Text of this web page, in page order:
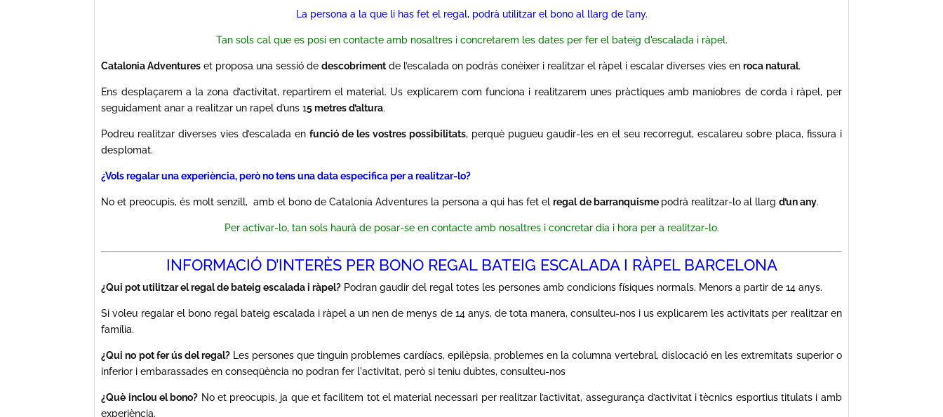
La persona a la que li has fet el regal, podrà utilitzar el bono al llarg de l’any.
Tan sols cal que es posi en contacte amb nosaltres i concretarem les dates per fer el bateig d'escalada i ràpel.
Catalonia Adventures et proposa una sessió dedescobrimentde l’escalada on podràs conèixer i realitzar el ràpel i escalar diverses vies enroca natural.
Ens desplaçarem a la zona d’activitat, repartirem el material. Us explicarem com funciona i realitzarem unes pràctiques amb maniobres de corda i ràpel, per
seguidament anar a realitzar un rapel d’uns 15 metres d’altura.
Podreu realitzar diverses vies d’escalada enfunció de les vostres possibilitats, perquè pugueu gaudir-les en el seu recorregut, escalareu sobre placa, fissura i
desplomat.
¿Vols regalar una experiència, però no tens una data especifica per a realitzar-lo?
No et preocupis, és molt senzill, amb el bono de Catalonia Adventures la persona a qui has fet elregal de barranquisme podrà realitzar-lo al llargd’un any.
Per activar-lo, tan sols haurà de posar-se en contacte amb nosaltres i concretar dia i hora per a realitzar-lo.
INFORMACIÓ D’INTERÈS PER BONO REGAL BATEIG ESCALADA I RÀPEL BARCELONA
¿Qui pot utilitzar el regal de bateig escalada i ràpel? Podran gaudir del regal totes les persones amb condicions físiques normals. Menors a partir de 14 anys.
Si voleu regalar el bono regal bateig escalada i ràpel a un nen de menys de 14 anys, de tota manera, consulteu-nos i us explicarem les activitats per realitzar en
família.
¿Qui no pot fer ús del regal?Les persones que tinguin problemes cardíacs, epilèpsia, problemes en la columna vertebral, dislocació en les extremitats superior o
inferior i embarassades en conseqüència no podran fer l'activitat, però si teniu dubtes, consulteu-nos
¿Què inclou el bono? No et preocupis, ja que et facilitem tot el material necessari per realitzar l’activitat, assegurança d’activitat i tècnics esportius titulats i amb
experiència.